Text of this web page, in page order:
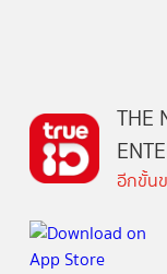
THE
อีกขั้น